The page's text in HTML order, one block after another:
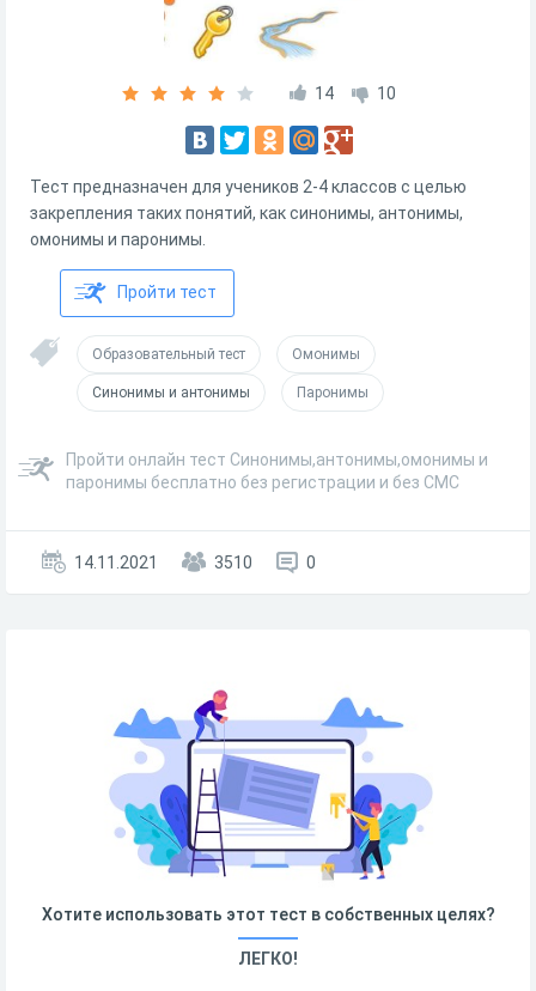
14 10
Тест предназначен для учеников 2-4 классов с целью
закрепления таких понятий, как синонимы, антонимы,
омонимы и паронимы.
Пройти тест
Образовательный тест Омонимы
Синонимы и антонимы Паронимы
Пройти онлайн тест Синонимы,антонимы,омонимы и
паронимы бесплатно без регистрации и без СМС
14.11.2021 3510 0
Хотите использовать этот тест в собственных целях?
ЛЕГКО!